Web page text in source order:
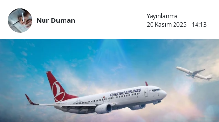
Nur Duman
Yayınlanma
20 Kasım 2025 - 14:13